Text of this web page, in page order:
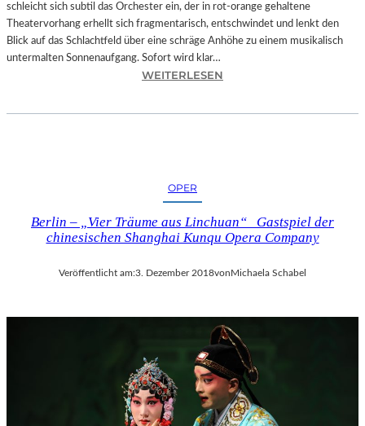
schleicht sich subtil das Orchester ein, der in rot-orange gehaltene
Theatervorhang erhellt sich fragmentarisch, entschwindet und lenkt den
Blick auf das Schlachtfeld über eine schräge Anhöhe zu einem musikalisch
untermalten Sonnenaufgang. Sofort wird klar…
WEITERLESEN
–
M
D
S
T
M
U
S
S
O
OPER
Berlin – „Vier Träume aus Linchuan“ Gastspiel der
chinesischen Shanghai Kunqu Opera Company
Veröffentlicht am:3. Dezember 2018von Michaela Schabel